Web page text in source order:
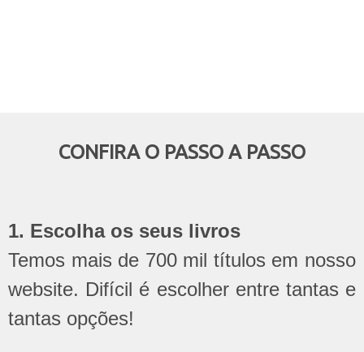
CONFIRA O PASSO A PASSO
1. Escolha os seus livros
Temos mais de 700 mil títulos em nosso
website. Difícil é escolher entre tantas e
tantas opções!